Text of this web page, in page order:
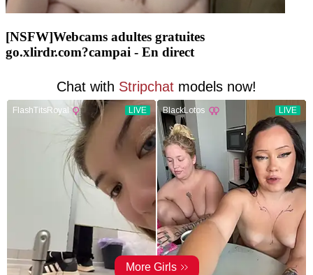
[NSFW]Webcams adultes gratuites
go.xlirdr.com?campai - En direct